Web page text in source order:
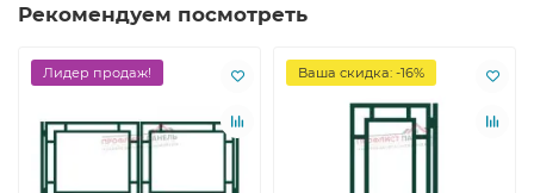
Рекомендуем посмотреть
Лидер продаж! Ваша скидка: -16%